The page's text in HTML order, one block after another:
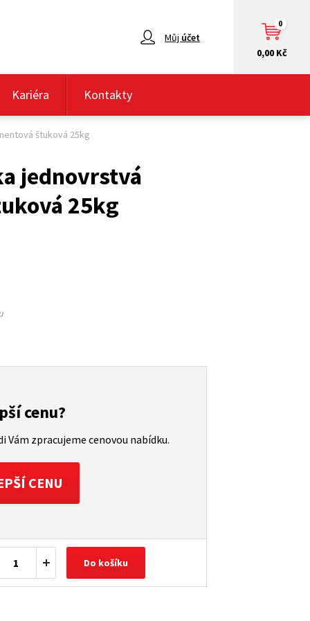
0,00 Kč
0
Můj účet
Kariéra Kontakty
štuková 25kg
jednovrstvá
25kg
cenu?
Vám zpracujeme cenovou nabídku.
CENU
Do košíku